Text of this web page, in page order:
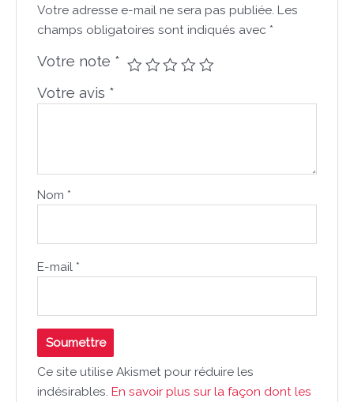
Votre adresse e-mail ne sera pas publiée. Les
champs obligatoires sont indiqués avec *
Votre note *
Votre avis *
Nom *
E-mail *
Ce site utilise Akismet pour réduire les
indésirables. En savoir plus sur la façon dont les